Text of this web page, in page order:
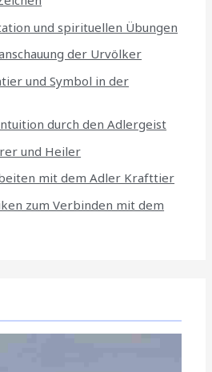
und spirituellen Übungen
der Urvölker
und Symbol in der
durch den Adlergeist
und Heiler
mit dem Adler Krafttier
zum Verbinden mit dem